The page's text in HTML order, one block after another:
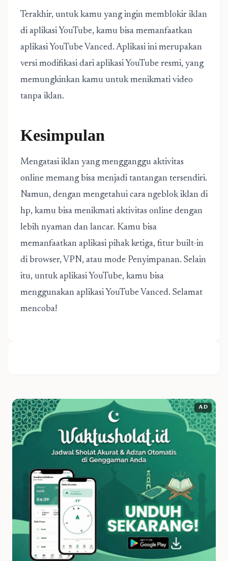
Terakhir, untuk kamu yang ingin memblokir iklan
di aplikasi YouTube, kamu bisa memanfaatkan
aplikasi YouTube Vanced. Aplikasi ini merupakan
versi modifikasi dari aplikasi YouTube resmi, yang
memungkinkan kamu untuk menikmati video
tanpa iklan.
Kesimpulan
Mengatasi iklan yang mengganggu aktivitas
online memang bisa menjadi tantangan tersendiri.
Namun, dengan mengetahui cara ngeblok iklan di
hp, kamu bisa menikmati aktivitas online dengan
lebih nyaman dan lancar. Kamu bisa
memanfaatkan aplikasi pihak ketiga, fitur built-in
di browser, VPN, atau mode Penyimpanan. Selain
itu, untuk aplikasi YouTube, kamu bisa
menggunakan aplikasi YouTube Vanced. Selamat
mencoba!
AD